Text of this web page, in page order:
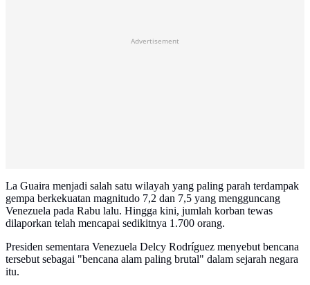
Advertisement
La Guaira menjadi salah satu wilayah yang paling parah terdampak
gempa berkekuatan magnitudo 7,2 dan 7,5 yang mengguncang
Venezuela pada Rabu lalu. Hingga kini, jumlah korban tewas
dilaporkan telah mencapai sedikitnya 1.700 orang.
Presiden sementara Venezuela Delcy Rodríguez menyebut bencana
tersebut sebagai "bencana alam paling brutal" dalam sejarah negara
itu.